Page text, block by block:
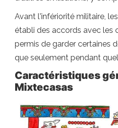
Avant l'infériorité militaire,
établi des accords avec les
permis de garder certaines
que seulement pendant
Caractéristiques
Mixtecasas